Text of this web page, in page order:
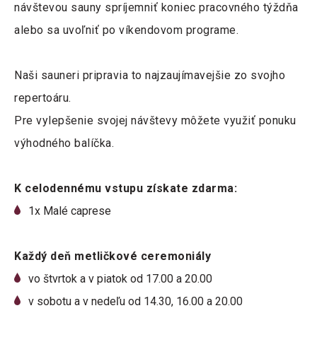
návštevou sauny spríjemniť koniec pracovného týždňa
alebo sa uvoľniť po víkendovom programe.
Naši sauneri pripravia to najzaujímavejšie zo svojho
repertoáru.
Pre vylepšenie svojej návštevy môžete využiť ponuku
výhodného balíčka.
K celodennému vstupu získate zdarma:
1x Malé caprese
Každý deň metličkové ceremoniály
vo štvrtok a v piatok od 17.00 a 20.00
v sobotu a v nedeľu od 14.30, 16.00 a 20.00